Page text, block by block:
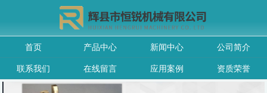
首页 产品中心 新闻中心
公司简介
联系我们
在线留言 应用案例 资质荣誉